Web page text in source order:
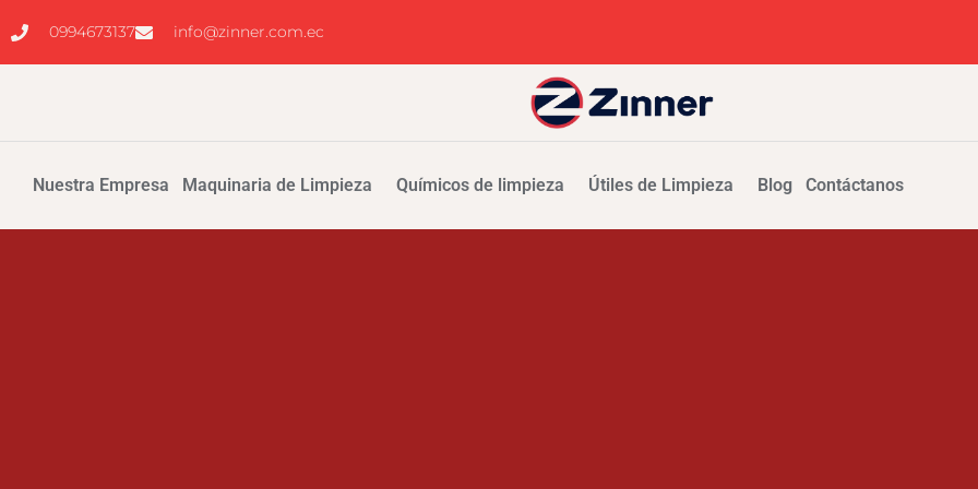
0994673137 info@zinner.com.ec
Nuestra Empresa Maquinaria de Limpieza Químicos de limpieza Útiles de Limpieza Blog Contáctanos